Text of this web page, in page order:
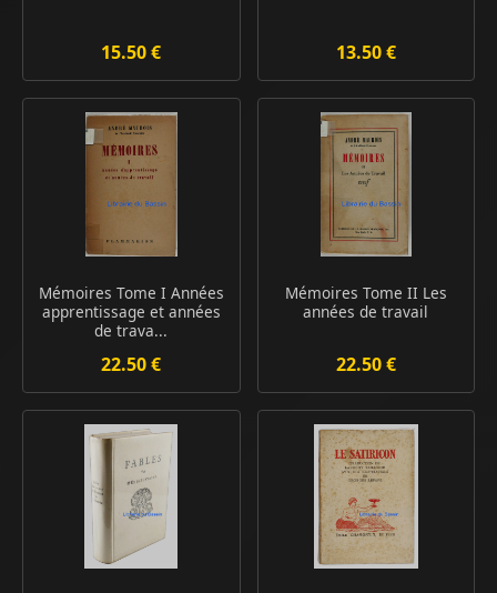
15.50 € 13.50 €
Mémoires Tome I Années
apprentissage et années
de trava...
22.50 €
Mémoires Tome II Les
années de travail
22.50 €